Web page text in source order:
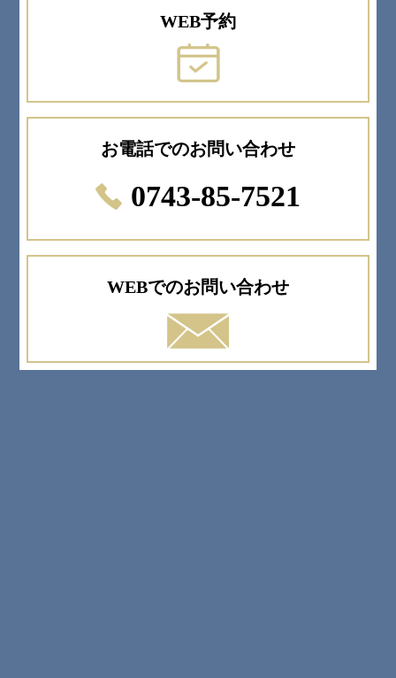
WEB予約
お電話でのお問い合わせ
0743-85-7521
WEBでのお問い合わせ